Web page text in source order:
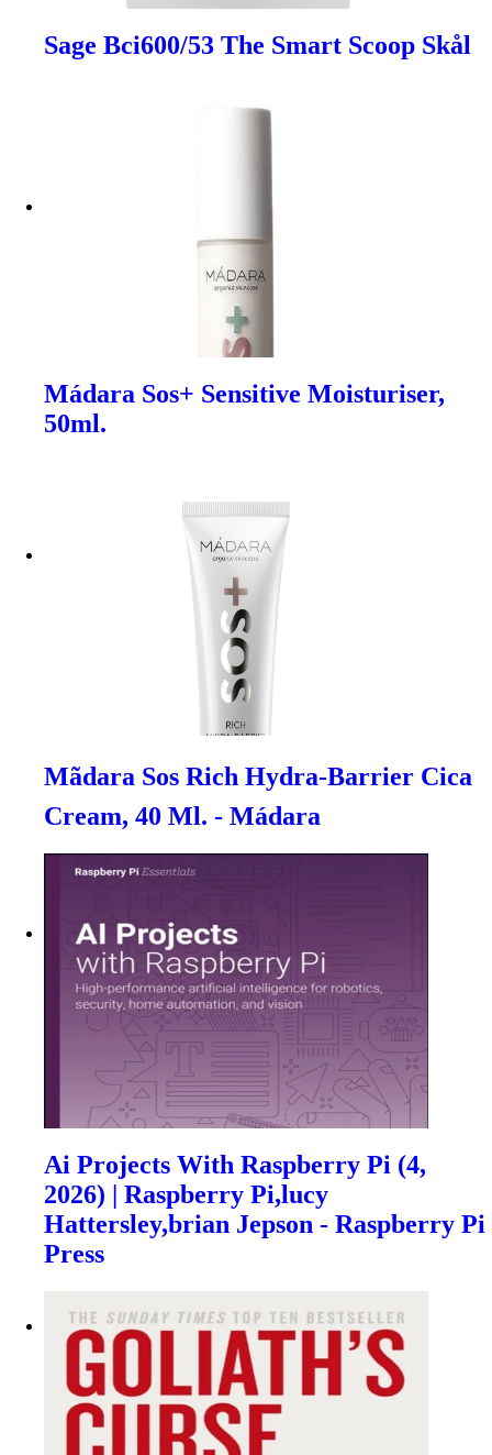
Sage Bci600/53 The Smart Scoop Skål
Mádara Sos+ Sensitive Moisturiser,
50ml.
Mãdara Sos Rich Hydra-Barrier Cica
Cream, 40 Ml. - Mádara
Ai Projects With Raspberry Pi (4,
2026) | Raspberry Pi,lucy
Hattersley,brian Jepson - Raspberry Pi
Press